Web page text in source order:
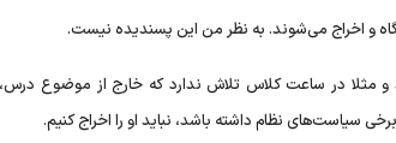
و اخراج می‌شوند. به نظر من این پسندیده نیست.
در ساعت کلاس تلاش ندارد که خارج از موضوع درس،
سیاست‌های نظام داشته باشد، نباید او را اخراج کنیم.